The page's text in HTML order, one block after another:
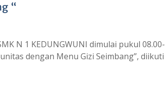
“
N 1 KEDUNGWUNI dimulai pukul
dengan Menu Gizi Seimbang”,